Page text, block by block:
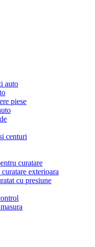
auto
piese
centuri
curatare
exterioara
cu presiune